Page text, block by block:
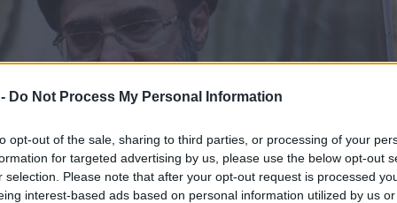
Do Not Process My Personal Information
opt-out of the sale, sharing to third parties, or processing of your
for targeted advertising by us, please use the below opt-out
selection. Please note that after your opt-out request is processed
interest-based ads based on personal information utilized by us